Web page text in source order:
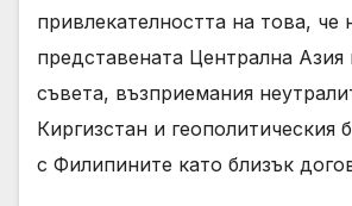
привлекателността на това, че
представената Централна Азия
съвета, възприемания
Киргизстан и геополитическия
с Филипините като близък